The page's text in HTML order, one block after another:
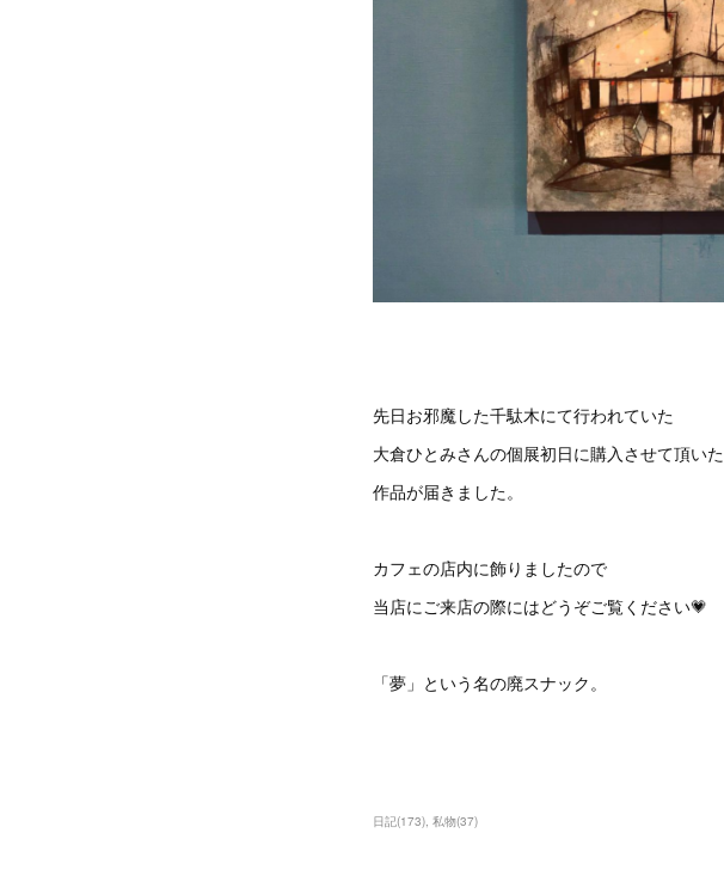
先日お邪魔した千駄木にて行われていた
大倉ひとみさんの個展初日に購入させて頂いた
作品が届きました。
カフェの店内に飾りましたので
当店にご来店の際にはどうぞご覧ください💗
「夢」という名の廃スナック。
日記(173) 私物(37)